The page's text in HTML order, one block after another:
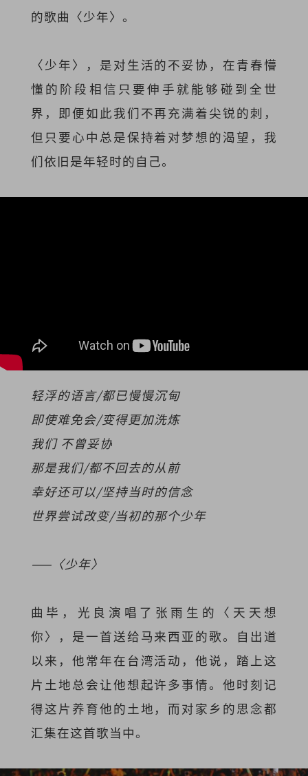
的歌曲〈少年〉。
〈少年〉，是对生活的不妥协，在青春懵
懂的阶段相信只要伸手就能够碰到全世
界，即便如此我们不再充满着尖锐的刺，
但只要心中总是保持着对梦想的渴望，我
们依旧是年轻时的自己。
轻浮的语言/都已慢慢沉甸
即使难免会/变得更加洗炼
我们 不曾妥协
那是我们/都不回去的从前
幸好还可以/坚持当时的信念
世界尝试改变/当初的那个少年
——〈少年〉
曲毕，光良演唱了张雨生的〈天天想
你〉，是一首送给马来西亚的歌。自出道
以来，他常年在台湾活动，他说，踏上这
片土地总会让他想起许多事情。他时刻记
得这片养育他的土地，而对家乡的思念都
汇集在这首歌当中。